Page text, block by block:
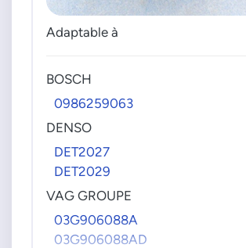
Adaptable à
BOSCH
0986259063
DENSO
DET2027
DET2029
VAG GROUPE
03G906088A
03G906088AD